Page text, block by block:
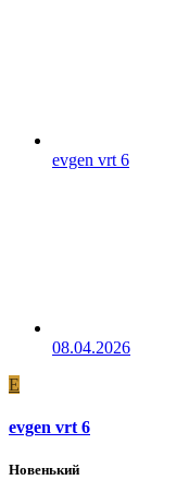
evgen vrt 6
08.04.2026
E
evgen vrt 6
Новенький